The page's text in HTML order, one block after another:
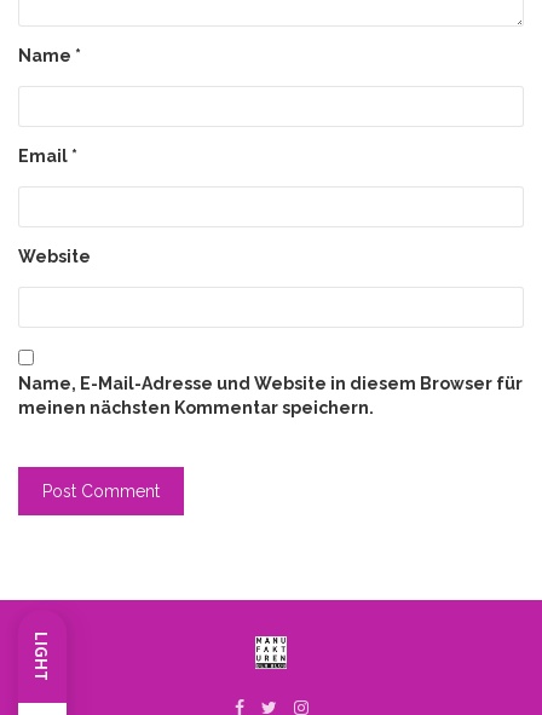
LIGHT
Name *
Email *
Website
Name, E-Mail-Adresse und Website in diesem Browser für
meinen nächsten Kommentar speichern.